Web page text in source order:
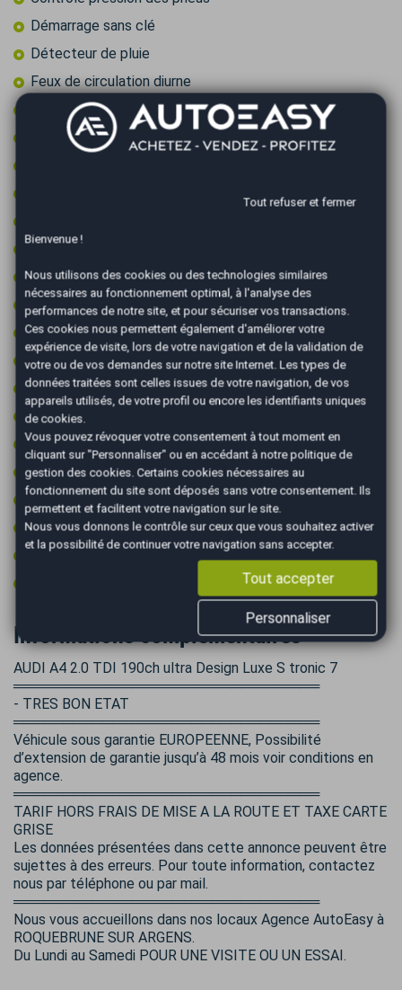
Démarrage sans clé
Détecteur de pluie
Feux de circulation diurne
Feux LED
Fixations ISOFIX
Ordinateur de bord
Pack cuir
Palettes au volant
Prise 12v
Prise audio USB
Radar arrière de détection d'obstacles
Radar avant de détection d'obstacles
Régulateur de vitesse
Rétroviseurs électriques
Start & Stop
Vitres surteintées
Volant cuir
Informations complémentaires
AUDI A4 2.0 TDI 190ch ultra Design Luxe S tronic 7
═══════════════════════════════
- TRES BON ETAT
═══════════════════════════════
Véhicule sous garantie EUROPEENNE, Possibilité
d’extension de garantie jusqu’à 48 mois voir conditions en
agence.
═══════════════════════════════
TARIF HORS FRAIS DE MISE A LA ROUTE ET TAXE CARTE
GRISE
Les données présentées dans cette annonce peuvent être
sujettes à des erreurs. Pour toute information, contactez
nous par téléphone ou par mail.
═══════════════════════════════
Nous vous accueillons dans nos locaux Agence AutoEasy à
ROQUEBRUNE SUR ARGENS.
Du Lundi au Samedi POUR UNE VISITE OU UN ESSAI.
Tout refuser et fermer
Bienvenue !
Nous utilisons des cookies ou des technologies similaires
nécessaires au fonctionnement optimal, à l'analyse des
performances de notre site, et pour sécuriser vos transactions.
Ces cookies nous permettent également d'améliorer votre
expérience de visite, lors de votre navigation et de la validation de
votre ou de vos demandes sur notre site Internet. Les types de
données traitées sont celles issues de votre navigation, de vos
appareils utilisés, de votre profil ou encore les identifiants uniques
de cookies.
Vous pouvez révoquer votre consentement à tout moment en
cliquant sur "Personnaliser" ou en accédant à notre politique de
gestion des cookies. Certains cookies nécessaires au
fonctionnement du site sont déposés sans votre consentement. Ils
permettent et facilitent votre navigation sur le site.
Nous vous donnons le contrôle sur ceux que vous souhaitez activer
et la possibilité de continuer votre navigation sans accepter.
Tout accepter
Personnaliser